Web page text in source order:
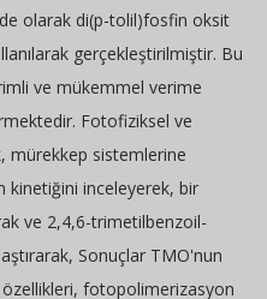
olarak di(p-tolil)fosfin oksit
gerçekleştirilmiştir. Bu
ve mükemmel verime
Fotofiziksel ve
mürekkep sistemlerine
inceleyerek, bir
ve 2,4,6-trimetilbenzoil-
Sonuçlar TMO'nun
özellikleri, fotopolimerizasyon